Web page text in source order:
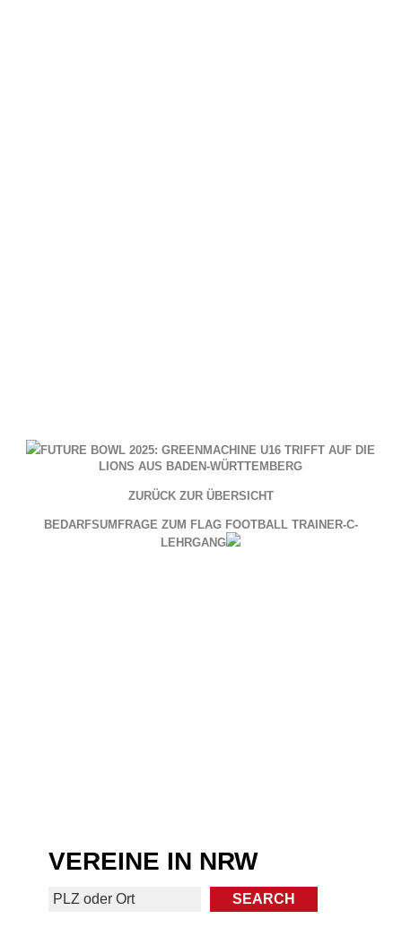
FUTURE BOWL 2025: GREENMACHINE U16 TRIFFT AUF DIE
LIONS AUS BADEN-WÜRTTEMBERG
ZURÜCK ZUR ÜBERSICHT
BEDARFSUMFRAGE ZUM FLAG FOOTBALL TRAINER-C-
LEHRGANG
VEREINE IN NRW